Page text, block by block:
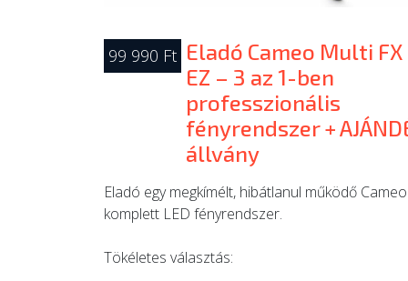
99 990 Ft Eladó Cameo Multi FX
EZ – 3 az 1-ben
professzionális
fényrendszer +
állvány
Eladó egy megkímélt, hibátlanul működő
komplett LED fényrendszer.
Tökéletes választás: